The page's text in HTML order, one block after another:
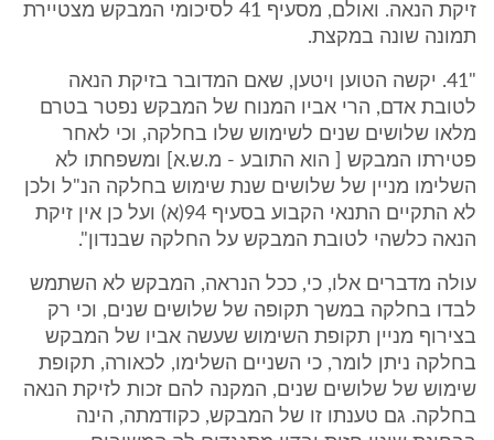
זיקת הנאה. ואולם, מסעיף 41 לסיכומי המבקש מצטיירת
תמונה שונה במקצת.
"41. יקשה הטוען ויטען, שאם המדובר בזיקת הנאה
לטובת אדם, הרי אביו המנוח של המבקש נפטר בטרם
מלאו שלושים שנים לשימוש שלו בחלקה, וכי לאחר
פטירתו המבקש [ הוא התובע - מ.ש.א] ומשפחתו לא
השלימו מניין של שלושים שנת שימוש בחלקה הנ"ל ולכן
לא התקיים התנאי הקבוע בסעיף 94(א) ועל כן אין זיקת
הנאה כלשהי לטובת המבקש על החלקה שבנדון".
עולה מדברים אלו, כי, ככל הנראה, המבקש לא השתמש
לבדו בחלקה במשך תקופה של שלושים שנים, וכי רק
בצירוף מניין תקופת השימוש שעשה אביו של המבקש
בחלקה ניתן לומר, כי השניים השלימו, לכאורה, תקופת
שימוש של שלושים שנים, המקנה להם זכות לזיקת הנאה
בחלקה. גם טענתו זו של המבקש, כקודמתה, הינה